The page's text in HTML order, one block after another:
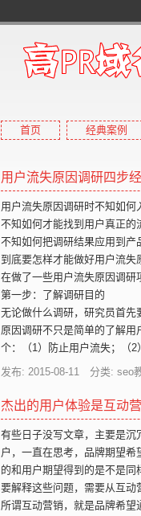
首页 经典案例
用户流失原因调研四步经
用户流失原因调研时不知如何
不知如何才能找到用户真正的
不知如何把调研结果应用到产
到底要怎样才能做好用户流失
在做了一些用户流失原因调研
第一步：了解调研目的
无论做什么调研，研究员首
原因调研不只是简单的了解
个：（1）防止用户流失；（2
发布: 2015-08-11 分类: seo
杰出的用户体验是互动
有些日子没写文章，主要是
户，一直在思考，品牌期望
的和用户期望得到的是不是同
要解释这些问题，需要从互动
所谓互动营销，就是品牌希望